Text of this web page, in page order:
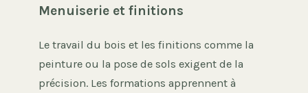
Menuiserie et finitions
Le travail du bois et les finitions comme la
peinture ou la pose de sols exigent de la
précision. Les formations apprennent à